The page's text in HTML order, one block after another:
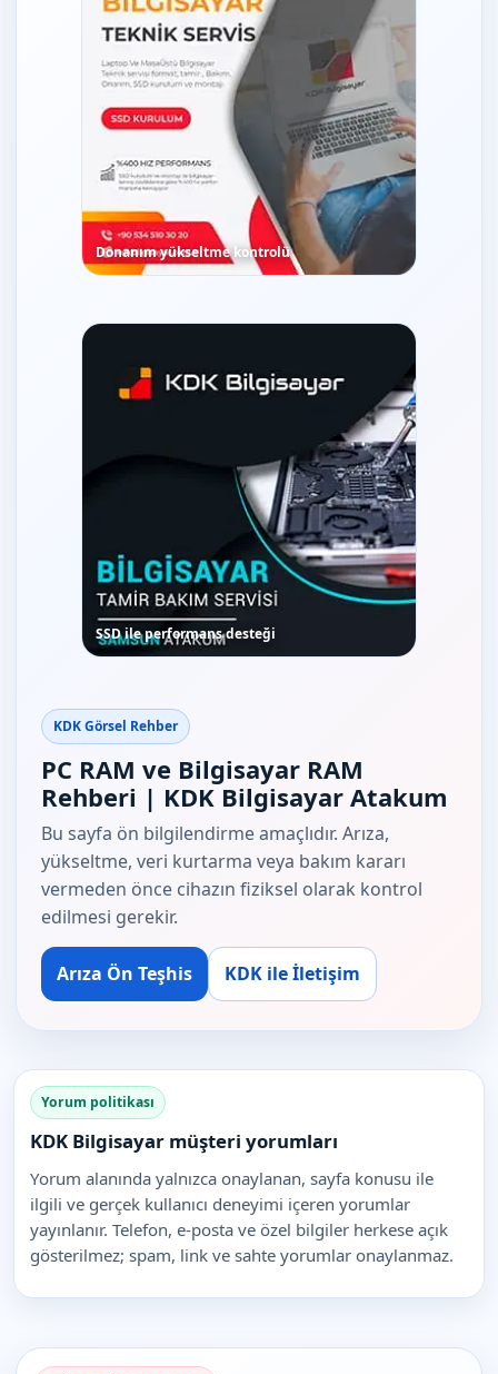
Donanım yükseltme kontrolü
SSD ile performans desteği
KDK Görsel Rehber
PC RAM ve Bilgisayar RAM
Rehberi | KDK Bilgisayar Atakum
Bu sayfa ön bilgilendirme amaçlıdır. Arıza,
yükseltme, veri kurtarma veya bakım kararı
vermeden önce cihazın fiziksel olarak kontrol
edilmesi gerekir.
Arıza Ön Teşhis KDK ile İletişim
Yorum politikası
KDK Bilgisayar müşteri yorumları
Yorum alanında yalnızca onaylanan, sayfa konusu ile
ilgili ve gerçek kullanıcı deneyimi içeren yorumlar
yayınlanır. Telefon, e-posta ve özel bilgiler herkese açık
gösterilmez; spam, link ve sahte yorumlar onaylanmaz.